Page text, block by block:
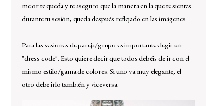
mejor te queda y te aseguro que la manera en la que te sientes
durante tu sesión, queda después reflejado en las imágenes.
Para las sesiones de pareja/grupo es importante elegir un
"dress code". Esto quiere decir que todos debéis de ir con el
mismo estilo/gama de colores. Si uno va muy elegante, el
otro debe irlo también y viceversa.